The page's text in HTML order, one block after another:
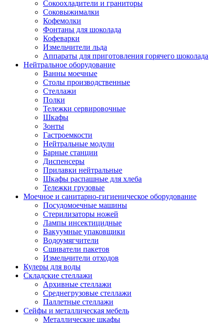
Сокоохладители и граниторы
Соковыжималки
Кофемолки
Фонтаны для шоколада
Кофеварки
Измельчители льда
Аппараты для приготовления горячего шоколада
Нейтральное оборудование
Ванны моечные
Столы производственные
Стеллажи
Полки
Тележки сервировочные
Шкафы
Зонты
Гастроемкости
Нейтральные модули
Барные станции
Диспенсеры
Прилавки нейтральные
Шкафы распашные для хлеба
Тележки грузовые
Моечное и санитарно-гигиеническое оборудование
Посудомоечные машины
Стерилизаторы ножей
Лампы инсектицидные
Вакуумные упаковщики
Водоумягчители
Сшиватели пакетов
Измельчители отходов
Кулеры для воды
Складские стеллажи
Архивные стеллажи
Среднегрузовые стеллажи
Паллетные стеллажи
Сейфы и металлическая мебель
Металлические шкафы